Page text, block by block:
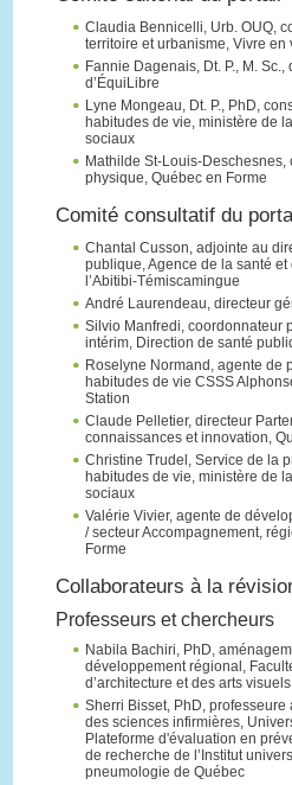
Claudia Bennicelli, Urb. OUQ,
territoire et urbanisme, Vivre en
Fannie Dagenais, Dt. P., M.
d’ÉquiLibre
Lyne Mongeau, Dt. P., PhD,
habitudes de vie, ministère de
sociaux
Mathilde St-Louis-
physique, Québec en Forme
Comité consultatif du
Chantal Cusson, adjointe au
publique, Agence de la santé
l’Abitibi-Témiscamingue
André Laurendeau, directeur
Silvio Manfredi, coordonnateur
intérim, Direction de santé
Roselyne Normand, agente de
habitudes de vie CSSS
Station
Claude Pelletier, directeur
connaissances et innovation,
Christine Trudel, Service de la
habitudes de vie, ministère de
sociaux
Valérie Vivier, agente de
/ secteur Accompagnement,
Forme
Collaborateurs à la
Professeurs et chercheurs
Nabila Bachiri, PhD,
développement régional,
d’architecture et des arts
Sherri Bisset, PhD,
des sciences infirmières,
Plateforme d'évaluation en
de recherche de l’Institut
pneumologie de Québec